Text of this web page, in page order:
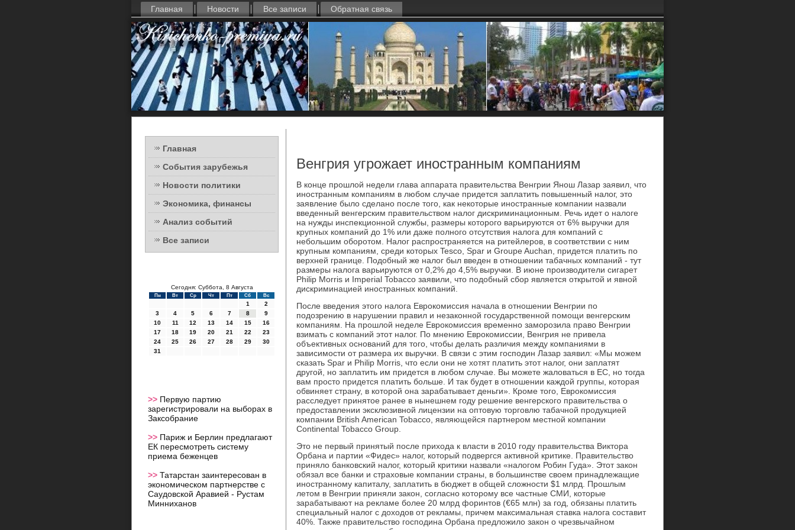
Главная Новости Все записи Обратная связь
Главная
События зарубежья
Новости политики
Экономика, финансы
Анализ событий
Все записи
Сегодня: Суббота, 8 Августа
Пн Вт Ср Чт Пт Сб Вс
1
2
3
4 5 6 7 8
9
10
11 12 13 14 15
16
17
18 19 20 21 22
23
24
25 26 27 28 29
30
31
>> Первую партию
зарегистрировали на выборах в
Заксобрание
>> Париж и Берлин предлагают
ЕК пересмотреть систему
приема беженцев
>> Татарстан заинтересован в
экономическом партнерстве с
Саудовской Аравией - Рустам
Минниханов
Венгрия угрожает иностранным компаниям
В конце прошлой недели глава аппарата правительства Венгрии Янош Лазар заявил, что
иностранным компаниям в любом случае придется заплатить повышенный налог, это
заявление было сделано после того, как некоторые иностранные компании назвали
введенный венгерским правительством налог дискриминационным. Речь идет о налоге
на нужды инспекционной службы, размеры которого варьируются от 6% выручки для
крупных компаний до 1% или даже полного отсутствия налога для компаний с
небольшим оборотом. Налог распространяется на ритейлеров, в соответствии с ним
крупным компаниям, среди которых Tesco, Spar и Groupe Auchan, придется платить по
верхней границе. Подобный же налог был введен в отношении табачных компаний - тут
размеры налога варьируются от 0,2% до 4,5% выручки. В июне производители сигарет
Philip Morris и Imperial Tobacco заявили, что подобный сбор является открытой и явной
дискриминацией иностранных компаний.
После введения этого налога Еврокомиссия начала в отношении Венгрии по
подозрению в нарушении правил и незаконной государственной помощи венгерским
компаниям. На прошлой неделе Еврокомиссия временно заморозила право Венгрии
взимать с компаний этот налог. По мнению Еврокомиссии, Венгрия не привела
объективных оснований для того, чтобы делать различия между компаниями в
зависимости от размера их выручки. В связи с этим господин Лазар заявил: «Мы можем
сказать Spar и Philip Morris, что если они не хотят платить этот налог, они заплатят
другой, но заплатить им придется в любом случае. Вы можете жаловаться в ЕС, но тогда
вам просто придется платить больше. И так будет в отношении каждой группы, которая
обвиняет страну, в которой она зарабатывает деньги». Кроме того, Еврокомиссия
расследует принятое ранее в нынешнем году решение венгерского правительства о
предоставлении эксклюзивной лицензии на оптовую торговлю табачной продукцией
компании British American Tobacco, являющейся партнером местной компании
Continental Tobacco Group.
Это не первый принятый после прихода к власти в 2010 году правительства Виктора
Орбана и партии «Фидес» налог, который подвергся активной критике. Правительство
приняло банковский налог, который критики назвали «налогом Робин Гуда». Этот закон
обязал все банки и страховые компании страны, в большинстве своем принадлежащие
иностранному капиталу, заплатить в бюджет в общей сложности $1 млрд. Прошлым
летом в Венгрии приняли закон, согласно которому все частные СМИ, которые
зарабатывают на рекламе более 20 млрд форинтов (€65 млн) за год, обязаны платить
специальный налог с доходов от рекламы, причем максимальная ставка налога составит
40%. Также правительство господина Орбана предложило закон о чрезвычайном